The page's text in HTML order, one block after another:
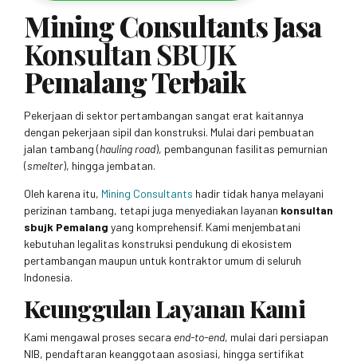
Mining Consultants Jasa
Konsultan SBUJK
Pemalang Terbaik
Pekerjaan di sektor pertambangan sangat erat kaitannya
dengan pekerjaan sipil dan konstruksi. Mulai dari pembuatan
jalan tambang (hauling road), pembangunan fasilitas pemurnian
(smelter), hingga jembatan.
Oleh karena itu, Mining Consultants hadir tidak hanya melayani
perizinan tambang, tetapi juga menyediakan layanan konsultan
sbujk Pemalang yang komprehensif. Kami menjembatani
kebutuhan legalitas konstruksi pendukung di ekosistem
pertambangan maupun untuk kontraktor umum di seluruh
Indonesia.
Keunggulan Layanan Kami
Kami mengawal proses secara end-to-end, mulai dari persiapan
NIB, pendaftaran keanggotaan asosiasi, hingga sertifikat